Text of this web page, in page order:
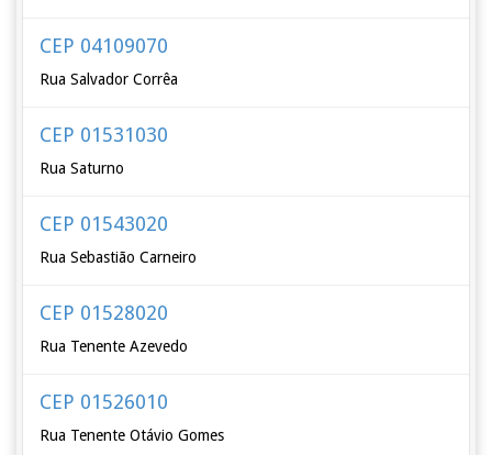
CEP 04109070
Rua Salvador Corrêa
CEP 01531030
Rua Saturno
CEP 01543020
Rua Sebastião Carneiro
CEP 01528020
Rua Tenente Azevedo
CEP 01526010
Rua Tenente Otávio Gomes